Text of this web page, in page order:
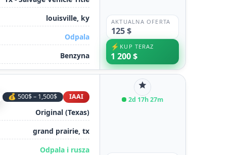
louisville, ky
Odpala
Benzyna
AKTUALNA OFERTA
125 $
⚡ KUP TERAZ
1 200 $
💰 500$ – 1,500$ IAAI
Original (Texas)
grand prairie, tx
Odpala i rusza
star
2d 17h 27m